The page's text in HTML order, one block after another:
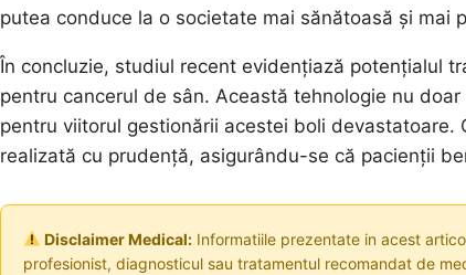
putea conduce la o societate mai sănătoasă și mai
În concluzie, studiul recent evidențiază potențialul
pentru cancerul de sân. Această tehnologie nu
pentru viitorul gestionării acestei boli
realizată cu prudență, asigurându-se că pacienții
Disclaimer Medical:Informatiile prezentate in acest
profesionist, diagnosticul sau tratamentul recomandat de